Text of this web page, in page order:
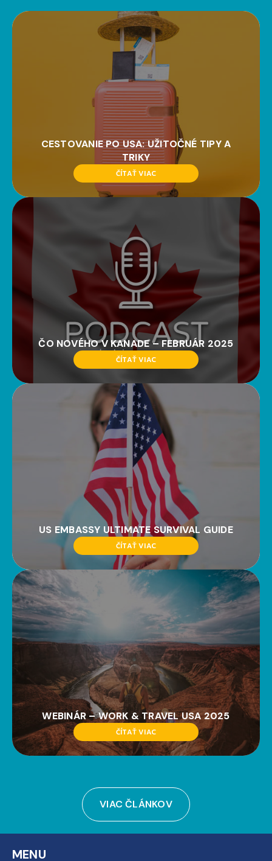
CESTOVANIE PO USA: UŽITOČNÉ TIPY A
TRIKY
ČÍTAŤ VIAC
ČO NOVÉHO V KANADE – FEBRUÁR 2025
ČÍTAŤ VIAC
US EMBASSY ULTIMATE SURVIVAL GUIDE
ČÍTAŤ VIAC
WEBINÁR – WORK & TRAVEL USA 2025
ČÍTAŤ VIAC
VIAC ČLÁNKOV
MENU